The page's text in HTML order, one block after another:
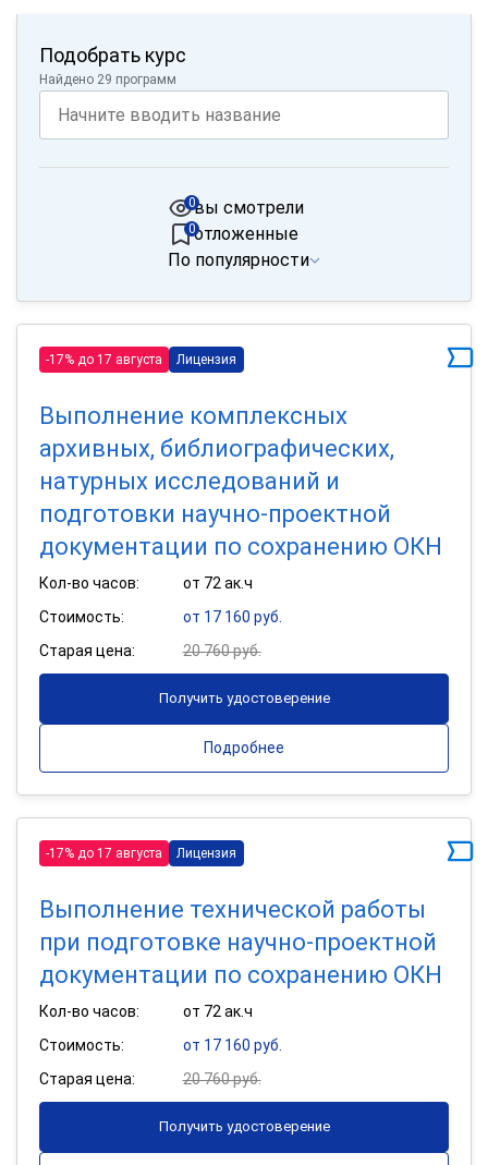
Подобрать курс
Найдено 29 программ
вы смотрели
0
отложенные
0
По популярности
-17% до 17 августа Лицензия
Выполнение комплексных
архивных, библиографических,
натурных исследований и
подготовки научно-проектной
документации по сохранению ОКН
Кол-во часов:
от 72 ак.ч
Стоимость:
от 17 160 руб.
Старая цена:
20 760 руб.
Получить удостоверение
Подробнее
-17% до 17 августа Лицензия
Выполнение технической работы
при подготовке научно-проектной
документации по сохранению ОКН
Кол-во часов:
от 72 ак.ч
Стоимость:
от 17 160 руб.
Старая цена:
20 760 руб.
Получить удостоверение